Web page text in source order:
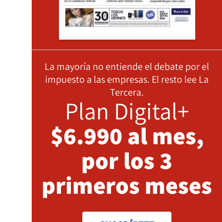
La mayoría no entiende el debate por el
impuesto a las empresas. El resto lee La
Tercera.
Plan Digital+
$6.990 al mes,
por los 3
primeros meses